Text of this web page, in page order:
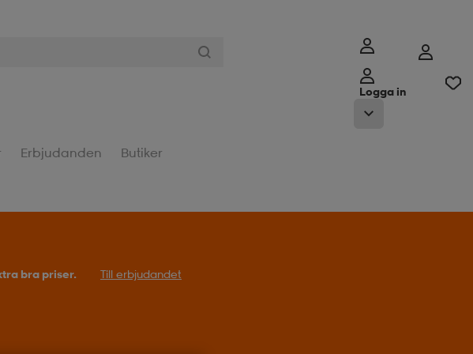
Logga in
Erbjudanden Butiker
bra priser. Till erbjudandet